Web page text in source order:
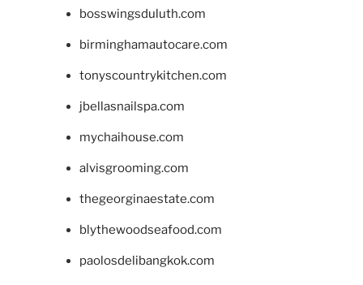
bosswingsduluth.com
birminghamautocare.com
tonyscountrykitchen.com
jbellasnailspa.com
mychaihouse.com
alvisgrooming.com
thegeorginaestate.com
blythewoodseafood.com
paolosdelibangkok.com